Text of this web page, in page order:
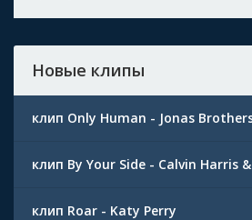
Новые клипы
клип Only Human - Jonas
клип By Your Side - Calvin Harris
клип Roar - Katy Perry